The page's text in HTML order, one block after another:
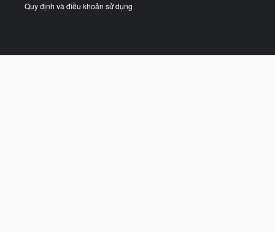
Quy định và điều khoản sử dụng